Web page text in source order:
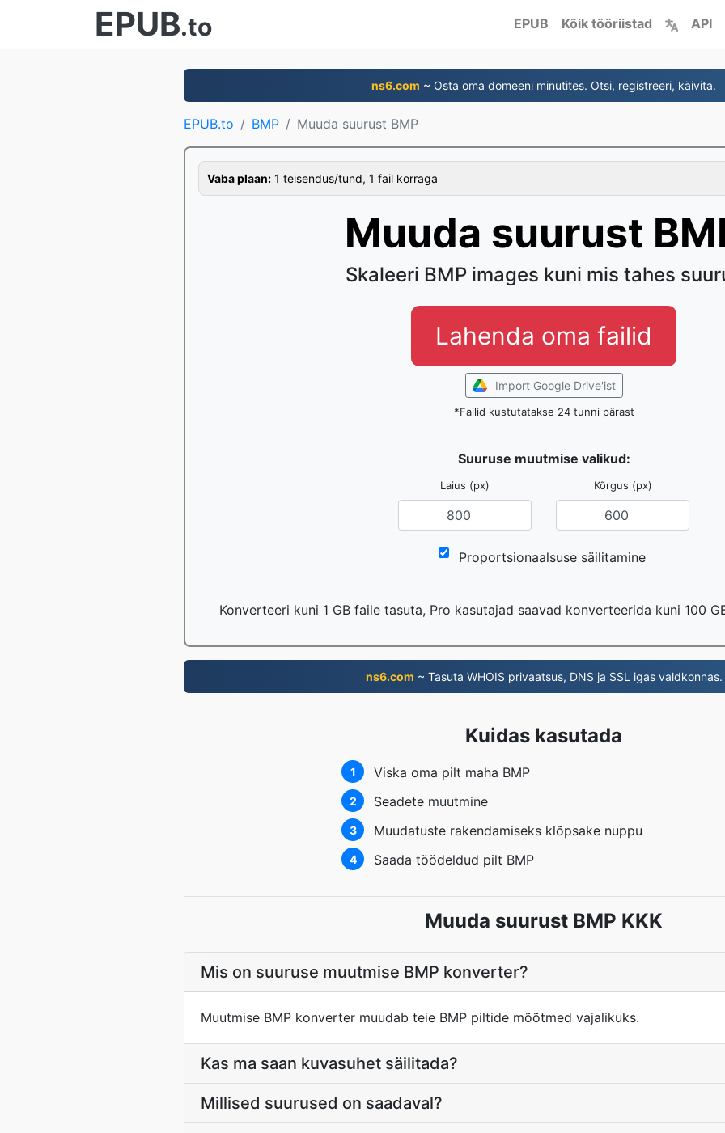
EPUB.to EPUB Kõik tööriistad API
ns6.com ~ Osta oma domeeni minutites. Otsi, registreeri, käivita.
EPUB.to BMP Muuda suurust BMP
Vaba plaan: 1 teisendus/tund, 1 fail korraga
Muuda suurust
Skaleeri BMP images kuni mis tahes
Lahenda oma failid
Import Google Drive'ist
*Failid kustutatakse 24 tunni pärast
Suuruse muutmise valikud:
Laius (px) Kõrgus (px)
Proportsionaalsuse säilitamine
Konverteeri kuni 1 GB faile tasuta, Pro kasutajad saavad konverteerida kuni 100
ns6.com ~ Tasuta WHOIS privaatsus, DNS ja SSL igas valdkonnas.
Kuidas kasutada
1 Viska oma pilt maha BMP
2 Seadete muutmine
3 Muudatuste rakendamiseks klõpsake nuppu
4 Saada töödeldud pilt BMP
Muuda suurust BMP KKK
Mis on suuruse muutmise BMP konverter?
Muutmise BMP konverter muudab teie BMP piltide mõõtmed vajalikuks.
Kas ma saan kuvasuhet säilitada?
Millised suurused on saadaval?